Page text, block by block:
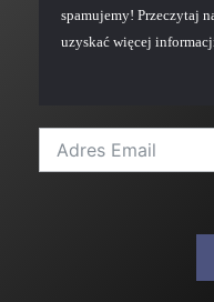
spamujemy! Przeczytaj
uzyskać więcej